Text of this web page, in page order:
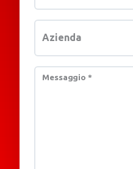
Azienda
Messaggio *